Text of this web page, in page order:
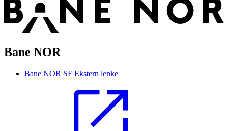
Bane NOR
Bane NOR SF Ekstern lenke